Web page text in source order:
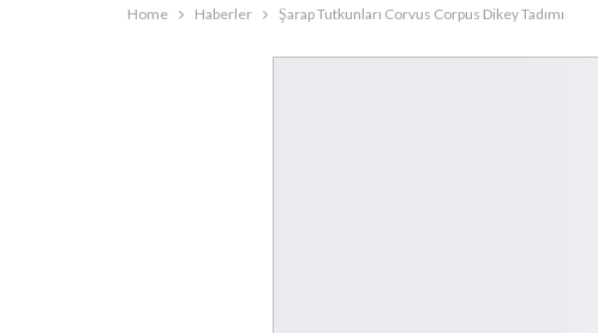
Home Haberler Şarap Tutkunları Corvus Corpus Dikey Tadımı